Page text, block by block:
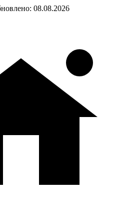
08.08.2026